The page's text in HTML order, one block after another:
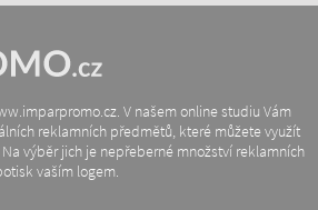
V našem online studiu Vám
reklamních předmětů, které můžete využít
výběr jich je nepřeberné množství reklamních
vaším logem.